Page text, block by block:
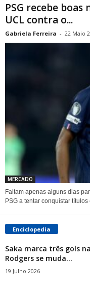
PSG recebe
UCL contra o...
Gabriela Ferreira - 22 Maio
MERCADO
Faltam apenas alguns dias
PSG a tentar conquistar
Enciclopedia
Saka marca três gols
Rodgers se muda...
19 Julho 2026